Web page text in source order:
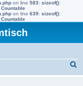
on line 583: sizeof():
on line 639: sizeof():